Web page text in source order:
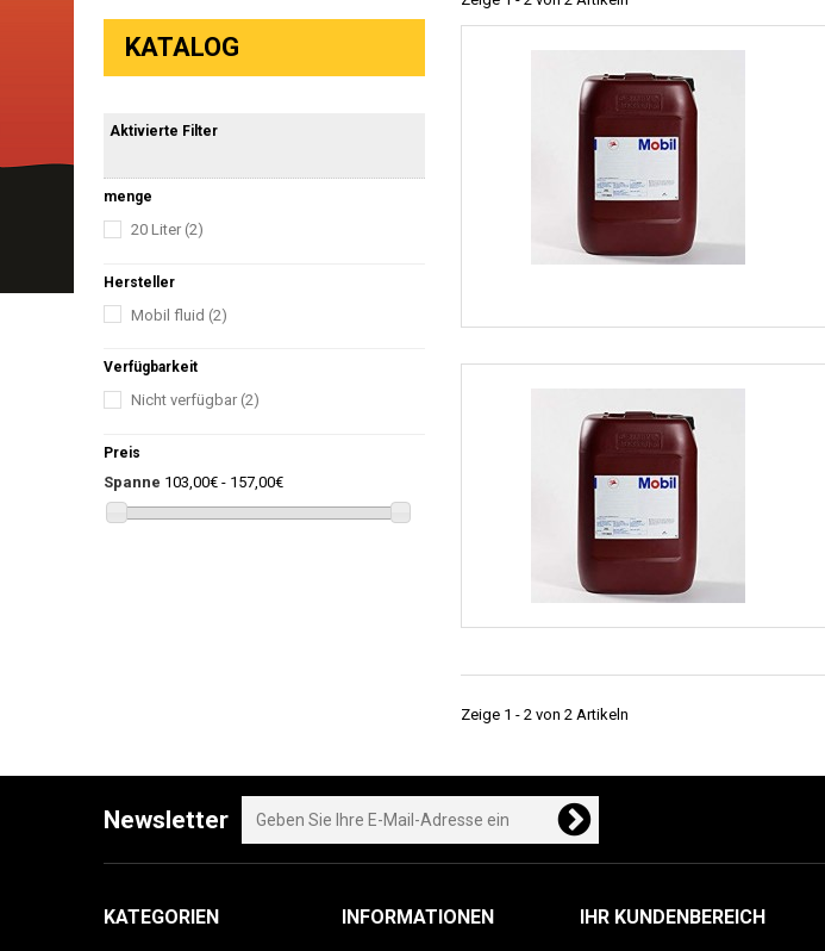
KATALOG
Aktivierte Filter
menge
20 Liter (2)
Hersteller
Mobil fluid (2)
Verfügbarkeit
Nicht verfügbar (2)
Preis
Spanne 103,00€ - 157,00€
Zeige 1 - 2 von 2 Artikeln
Newsletter
KATEGORIEN INFORMATIONEN IHR KUNDENBEREICH